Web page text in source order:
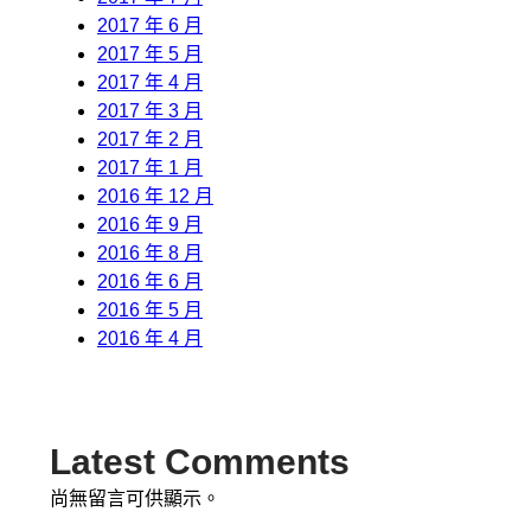
2017 年 6 月
2017 年 5 月
2017 年 4 月
2017 年 3 月
2017 年 2 月
2017 年 1 月
2016 年 12 月
2016 年 9 月
2016 年 8 月
2016 年 6 月
2016 年 5 月
2016 年 4 月
Latest Comments
尚無留言可供顯示。